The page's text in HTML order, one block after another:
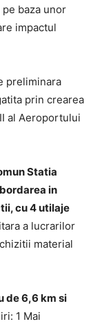
baza unor
impactul
preliminara
prin crearea
al Aeroportului
Statia
in
cu 4 utilaje
a lucrarilor
material
de 6,6 km si
1 Mai